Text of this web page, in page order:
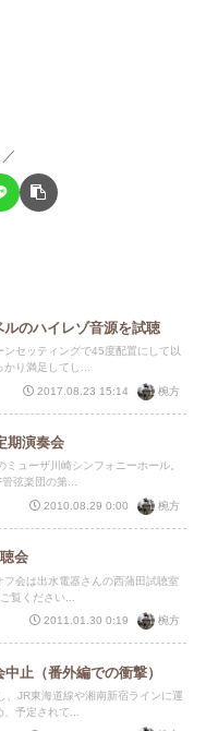
のハイレゾ音源を試聴
セッティングで45度配置にして以
かり満足してし...
2017.08.23 15:14
椀方
期演奏会
ューザ川崎シンフォニーホール。
弦楽団の第...
2010.08.29 0:00
椀方
会
会は出水電器さんの西蒲田試聴室
覧ください...
2011.01.30 0:19
椀方
止（番外編での衝撃）
、JR東海道線や湘南新宿ラインに運
予定されて...